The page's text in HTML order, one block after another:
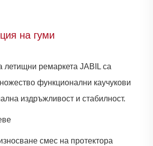
на гуми
летищни ремаркета JABIL са
функционални каучукови
издръжливост и стабилност.
смес на протектора